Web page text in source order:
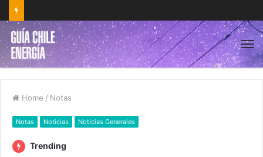
Home / Notas
Notas Noticias Noticias Generales
Trending